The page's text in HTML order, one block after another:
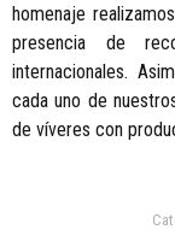
homenaje
presencia de
internacionales.
cada uno de
de víveres con